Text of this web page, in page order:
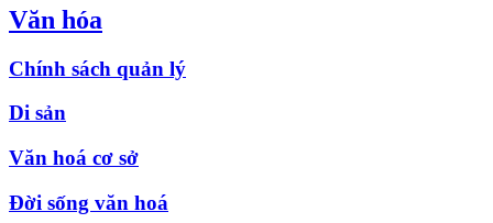
Văn hóa
Chính sách quản lý
Di sản
Văn hoá cơ sở
Đời sống văn hoá